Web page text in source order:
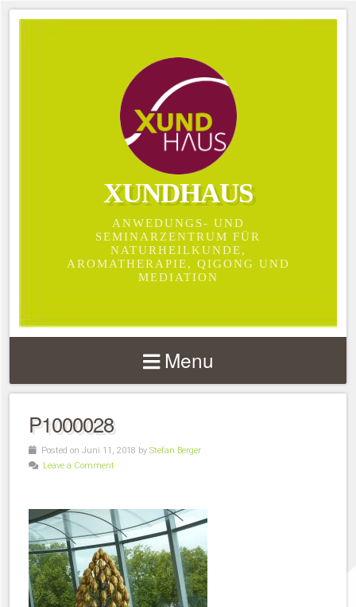
XUNDHAUS
ANWEDUNGS- UND
SEMINARZENTRUM FÜR
NATURHEILKUNDE,
AROMATHERAPIE, QIGONG UND
MEDIATION
Menu
P1000028
Posted on Juni 11, 2018 by Stefan Berger
Leave a Comment